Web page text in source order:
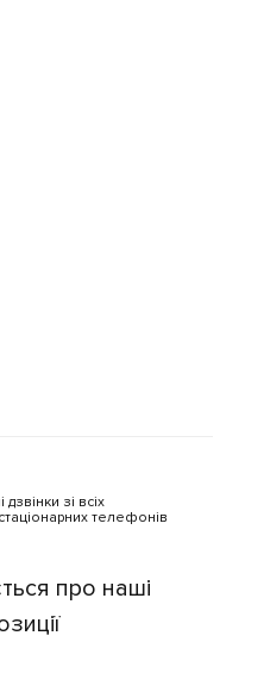
зі всіх
телефонів
про наші